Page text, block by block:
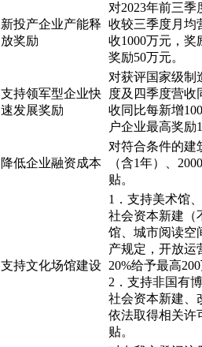
新投产企业产能释
放奖励
对2023年前三
收较三季度月均
收1000万元，奖
奖励50万元。
支持领军型企业快
速发展奖励
对获评国家级制
度及四季度营收
收同比每新增
户企业最高奖励
降低企业融资成本
对符合条件的建
（含1年）、
贴。
支持文化场馆建设
1．支持美术馆
社会资本新建（
馆、城市阅读空
产规定，开放运
20%给予最高
2．支持非国有
社会资本新建、
依法取得相关许
贴。